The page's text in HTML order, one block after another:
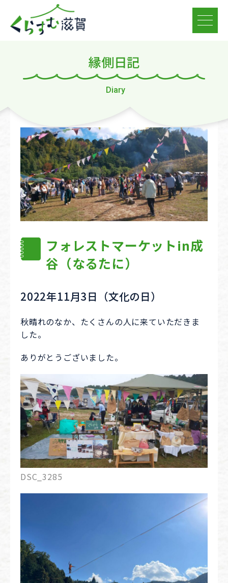
縁側日記
Diary
フォレストマーケットin成
谷（なるたに）
2022年11月3日（文化の日）
秋晴れのなか、たくさんの人に来ていただきま
した。
ありがとうございました。
DSC_3285